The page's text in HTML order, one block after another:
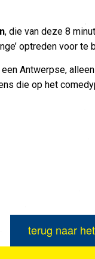
, die van deze 8
optreden voor te
een Antwerpse,
die op het
terug naar